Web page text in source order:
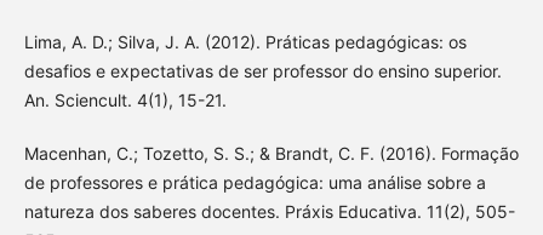
Lima, A. D.; Silva, J. A. (2012). Práticas pedagógicas: os
desafios e expectativas de ser professor do ensino superior.
An. Sciencult. 4(1), 15-21.
Macenhan, C.; Tozetto, S. S.; & Brandt, C. F. (2016). Formação
de professores e prática pedagógica: uma análise sobre a
natureza dos saberes docentes. Práxis Educativa. 11(2), 505-